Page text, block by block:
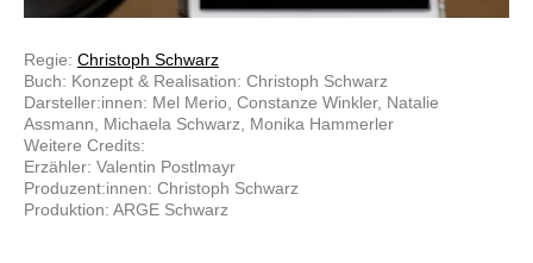
Regie: Christoph Schwarz
Buch: Konzept & Realisation: Christoph Schwarz
Darsteller:innen: Mel Merio, Constanze Winkler, Natalie
Assmann, Michaela Schwarz, Monika Hammerler
Weitere Credits:
Erzähler: Valentin Postlmayr
Produzent:innen: Christoph Schwarz
Produktion: ARGE Schwarz